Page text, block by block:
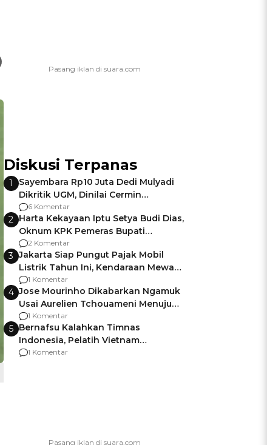
Diskusi Terpanas
1
Sayembara Rp10 Juta Dedi Mulyadi
Dikritik UGM, Dinilai Cermin
Gagalnya Negara Jamin Keamanan
6 Komentar
2 Harta Kekayaan Iptu Setya Budi Dias,
Oknum KPK Pemeras Bupati
Pemalang
2 Komentar
3 Jakarta Siap Pungut Pajak Mobil
Listrik Tahun Ini, Kendaraan Mewah
Kena hingga 75% PKB
1 Komentar
4 Jose Mourinho Dikabarkan Ngamuk
Usai Aurelien Tchouameni Menuju
Manchester United
1 Komentar
5 Bernafsu Kalahkan Timnas
Indonesia, Pelatih Vietnam
Berencana Pakai Jimat di Pakansari
1 Komentar